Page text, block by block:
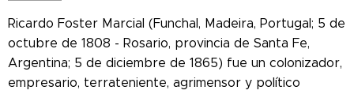
Ricardo Foster Marcial (Funchal, Madeira, Portugal; 5 de
octubre de 1808 - Rosario, provincia de Santa Fe,
Argentina; 5 de diciembre de 1865) fue un colonizador,
empresario, terrateniente, agrimensor y político